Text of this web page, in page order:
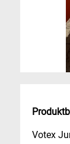
Votex